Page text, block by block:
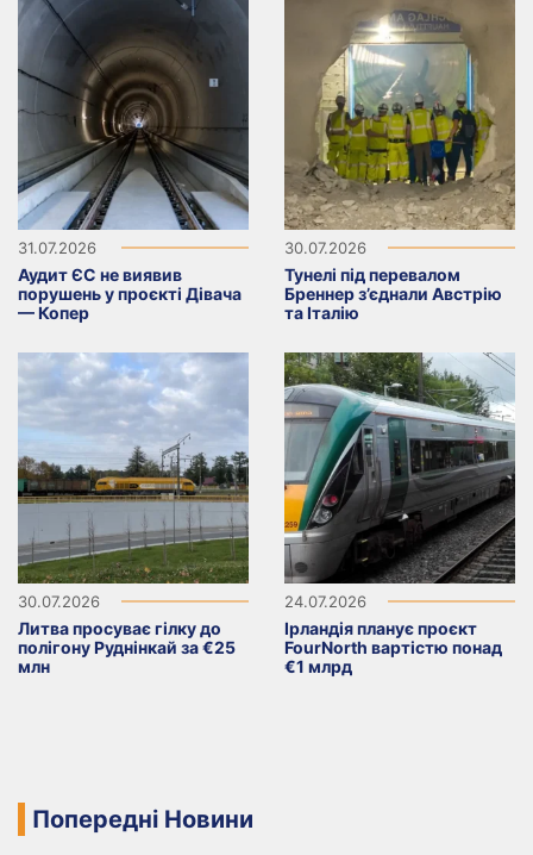
31.07.2026
Аудит ЄС не виявив
порушень у проєкті Дівача
— Копер
30.07.2026
Тунелі під перевалом
Бреннер з’єднали Австрію
та Італію
30.07.2026
Литва просуває гілку до
полігону Руднінкай за €25
млн
24.07.2026
Ірландія планує проєкт
FourNorth вартістю понад
€1 млрд
Попередні Новини